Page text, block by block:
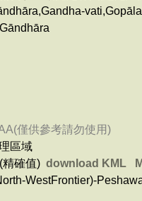
僅供參考請勿使用)
區域
精確值) download KML
WestFrontier)-